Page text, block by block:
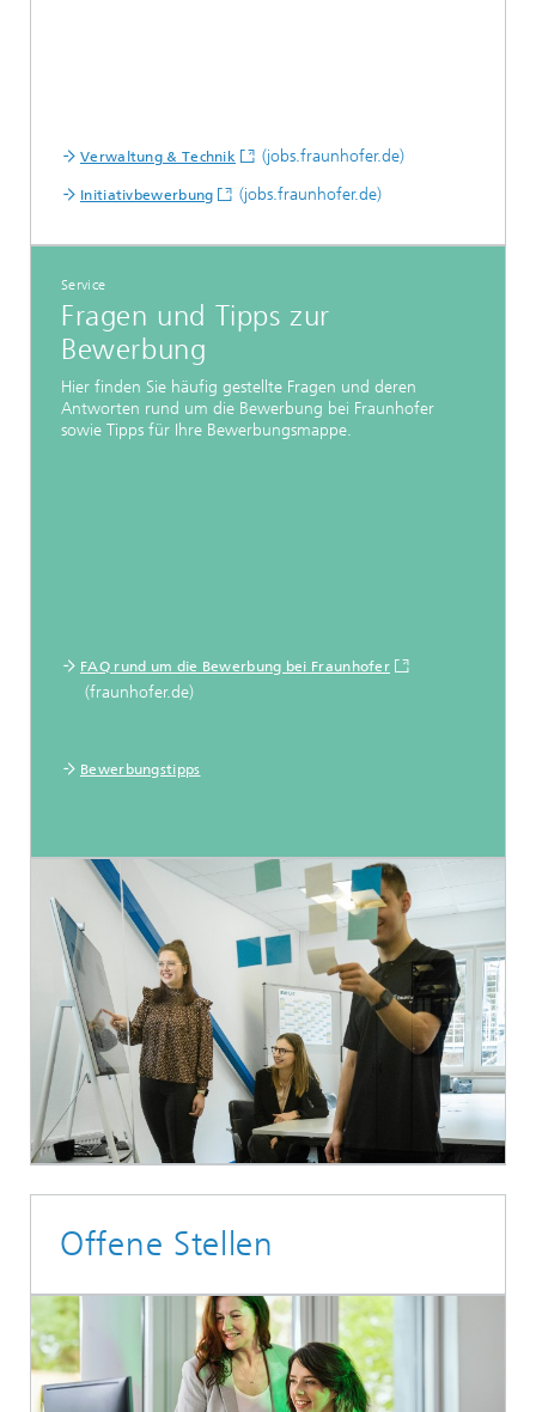
Verwaltung & Technik (jobs.fraunhofer.de)
Initiativbewerbung (jobs.fraunhofer.de)
Service
Fragen und Tipps zur
Bewerbung
Hier finden Sie häufig gestellte Fragen und deren
Antworten rund um die Bewerbung bei Fraunhofer
sowie Tipps für Ihre Bewerbungsmappe.
FAQ rund um die Bewerbung bei Fraunhofer
(fraunhofer.de)
Bewerbungstipps
Offene Stellen